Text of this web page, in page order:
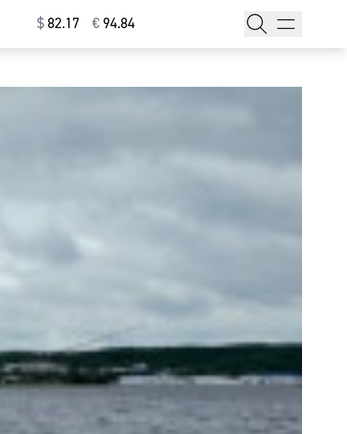
$⁠82.17 € ⁠94.84